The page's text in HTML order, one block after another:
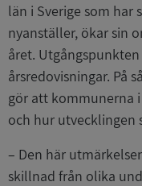
län i Sverige som har
nyanställer, ökar sin
året.
årsredovisningar. På
gör att kommunerna
och hur utvecklingen
– Den här
skillnad från olika